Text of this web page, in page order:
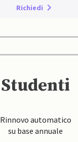
Richiedi
Studenti
Rinnovo automatico
su base annuale